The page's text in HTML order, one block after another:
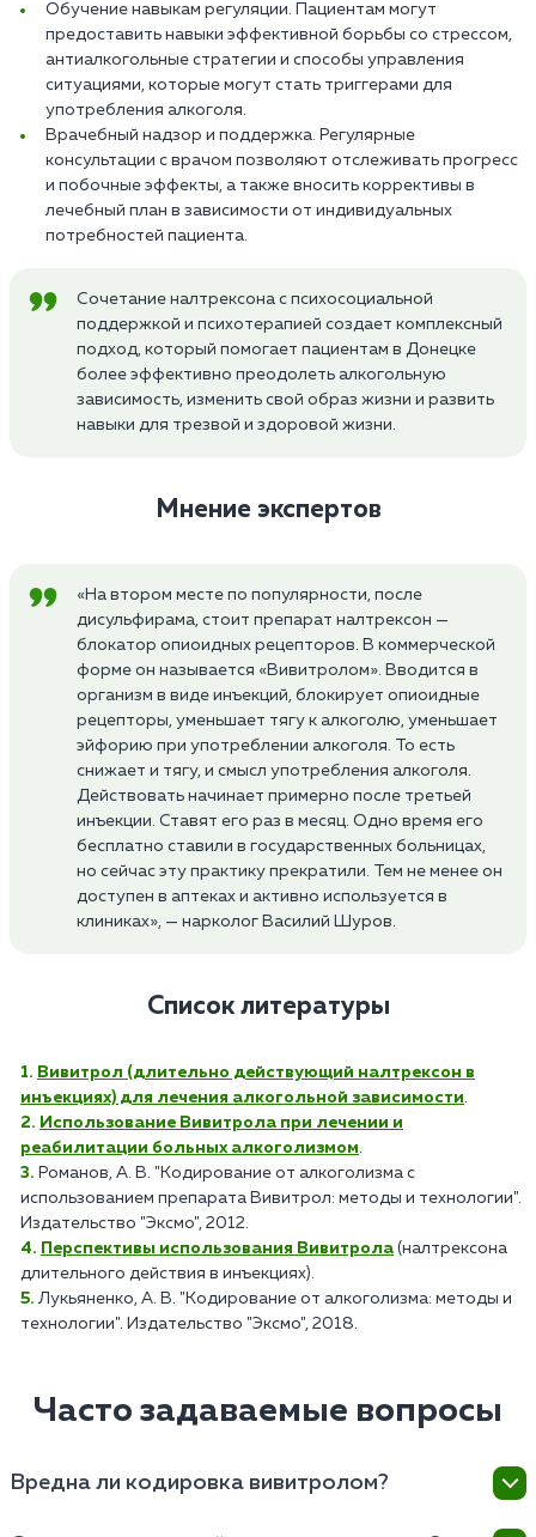
Обучение навыкам регуляции. Пациентам могут
предоставить навыки эффективной борьбы со стрессом,
антиалкогольные стратегии и способы управления
ситуациями, которые могут стать триггерами для
употребления алкоголя.
Врачебный надзор и поддержка. Регулярные
консультации с врачом позволяют отслеживать прогресс
и побочные эффекты, а также вносить коррективы в
лечебный план в зависимости от индивидуальных
потребностей пациента.
Сочетание налтрексона с психосоциальной
поддержкой и психотерапией создает комплексный
подход, который помогает пациентам в Донецке
более эффективно преодолеть алкогольную
зависимость, изменить свой образ жизни и развить
навыки для трезвой и здоровой жизни.
Мнение экспертов
«На втором месте по популярности, после
дисульфирама, стоит препарат налтрексон —
блокатор опиоидных рецепторов. В коммерческой
форме он называется «Вивитролом». Вводится в
организм в виде инъекций, блокирует опиоидные
рецепторы, уменьшает тягу к алкоголю, уменьшает
эйфорию при употреблении алкоголя. То есть
снижает и тягу, и смысл употребления алкоголя.
Действовать начинает примерно после третьей
инъекции. Ставят его раз в месяц. Одно время его
бесплатно ставили в государственных больницах,
но сейчас эту практику прекратили. Тем не менее он
доступен в аптеках и активно используется в
клиниках», — нарколог Василий Шуров.
Список литературы
Вивитрол (длительно действующий налтрексон в
инъекциях) для лечения алкогольной зависимости.
Использование Вивитрола при лечении и
реабилитации больных алкоголизмом.
Романов, А. В. "Кодирование от алкоголизма с
использованием препарата Вивитрол: методы и технологии".
Издательство "Эксмо", 2012.
Перспективы использования Вивитрола (налтрексона
длительного действия в инъекциях).
Лукьяненко, А. В. "Кодирование от алкоголизма: методы и
технологии". Издательство "Эксмо", 2018.
Часто задаваемые вопросы
Вредна ли кодировка вивитролом?